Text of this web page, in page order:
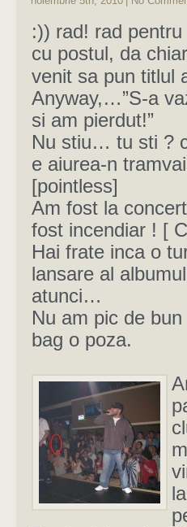
:)) rad! rad
cu postul, da
venit sa pun titlul
Anyway,…”S-a
si am pierdut!”
Nu stiu… tu sti ?
e aiurea-n
[pointless]
Am fost la
fost incendiar ! [
Hai frate inca o
lansare al
atunci…
Nu am pic de
bag o poza.